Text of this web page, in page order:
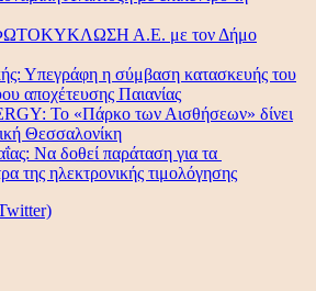
ΦΩΤΟΚΥΚΛΩΣΗ Α.Ε. με τον Δήμο
Υπεγράφη η σύμβαση κατασκευής του
αποχέτευσης Παιανίας
Το «Πάρκο των Αισθήσεων» δίνει
Θεσσαλονίκη
Να δοθεί παράταση για τα
της ηλεκτρονικής τιμολόγησης